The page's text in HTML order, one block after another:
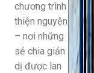
chương trình
thiện nguyện
– nơi những
sẻ chia giản
dị được lan